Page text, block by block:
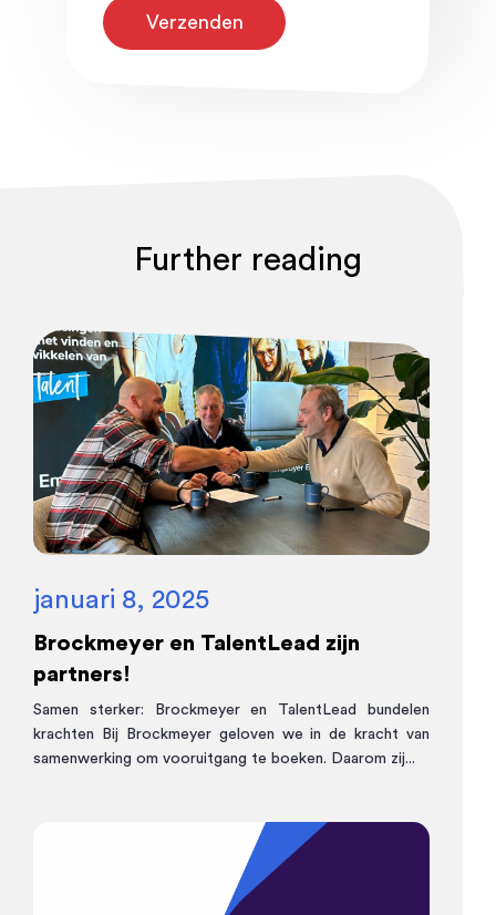
Further reading
januari 8, 2025
Brockmeyer en TalentLead zijn
partners!
Samen sterker: Brockmeyer en TalentLead bundelen
krachten Bij Brockmeyer geloven we in de kracht van
samenwerking om vooruitgang te boeken. Daarom zij...